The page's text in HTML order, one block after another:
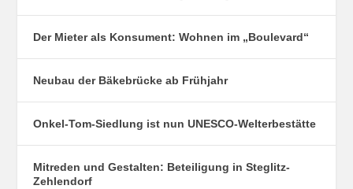
Der Mieter als Konsument: Wohnen im „Boulevard“
Neubau der Bäkebrücke ab Frühjahr
Onkel-Tom-Siedlung ist nun UNESCO-Welterbestätte
Mitreden und Gestalten: Beteiligung in Steglitz-
Zehlendorf